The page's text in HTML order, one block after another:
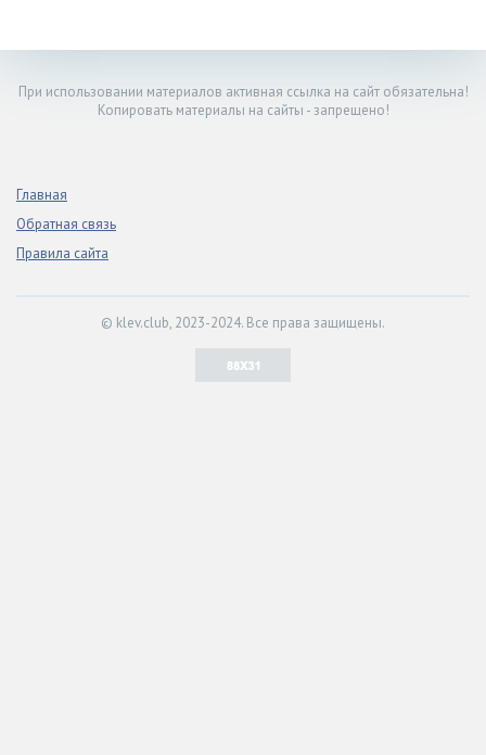
При использовании материалов активная ссылка на сайт обязательна!
Копировать материалы на сайты - запрещено!
Главная
Обратная связь
Правила сайта
© klev.club, 2023-2024. Все права защищены.